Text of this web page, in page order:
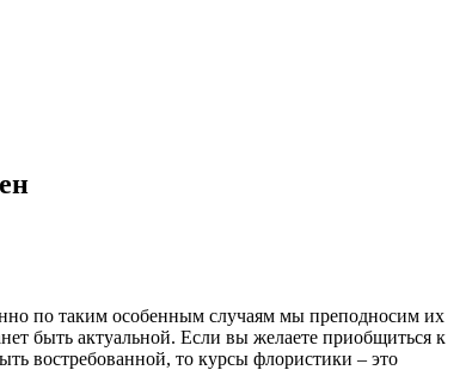
по таким особенным случаям мы преподносим их
быть актуальной. Если вы желаете приобщиться к
востребованной, то курсы флористики – это